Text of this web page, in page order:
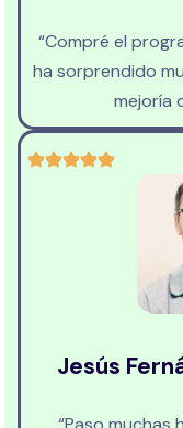
“Compré el
ha sorprendido
mejoría
Jesús